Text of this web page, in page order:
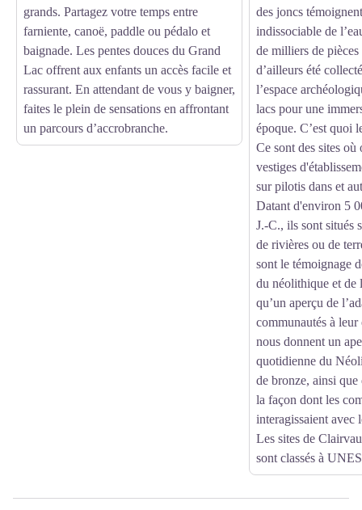
grands. Partagez votre temps entre
farniente, canoë, paddle ou pédalo et
baignade. Les pentes douces du Grand
Lac offrent aux enfants un accès facile et
rassurant. En attendant de vous y baigner,
faites le plein de sensations en affrontant
un parcours d’accrobranche.
des joncs
indissociable de
de milliers de
d’ailleurs été
l’espace
lacs pour une
époque. C’est quoi
Ce sont des sites où
vestiges
sur pilotis dans et
Datant d'environ 5
J.-C., ils sont situés
de rivières ou de
sont le témoignage
du néolithique et de
qu’un aperçu de
communautés à
nous donnent un
quotidienne du
de bronze, ainsi
la façon dont les
interagissaient avec
Les sites de
sont classés à